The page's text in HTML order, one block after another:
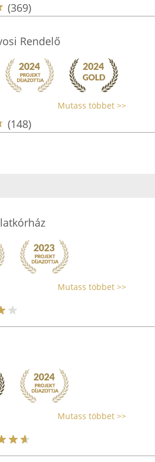
(369)
Rendelő
Mutass többet >>
(148)
Mutass többet >>
Mutass többet >>